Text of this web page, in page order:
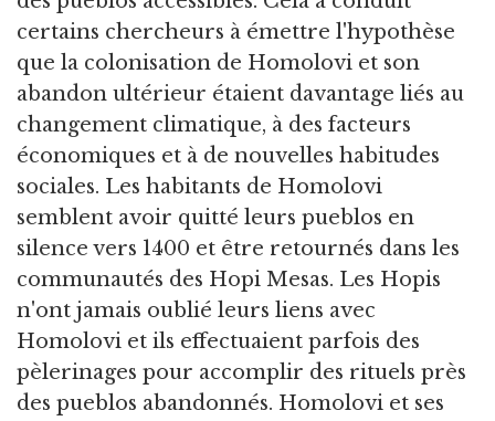
certains chercheurs à émettre l'hypothèse
que la colonisation de Homolovi et son
abandon ultérieur étaient davantage liés au
changement climatique, à des facteurs
économiques et à de nouvelles habitudes
sociales. Les habitants de Homolovi
semblent avoir quitté leurs pueblos en
silence vers 1400 et être retournés dans les
communautés des Hopi Mesas. Les Hopis
n'ont jamais oublié leurs liens avec
Homolovi et ils effectuaient parfois des
pèlerinages pour accomplir des rituels près
des pueblos abandonnés. Homolovi et ses